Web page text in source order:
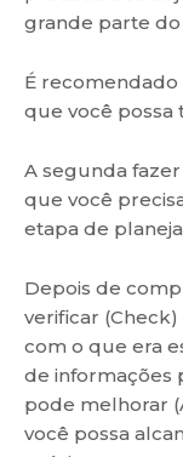
grande parte
É
que você possa
A segunda fazer
que você
etapa de
Depois de
verificar
com o que era
de informações
pode melhorar
você possa